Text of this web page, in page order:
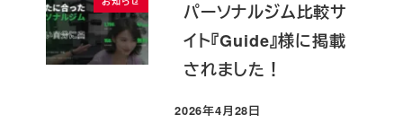
パーソナルジム比較サ
イト『Guide』様に掲載
されました！
投稿日
2026年4月28日